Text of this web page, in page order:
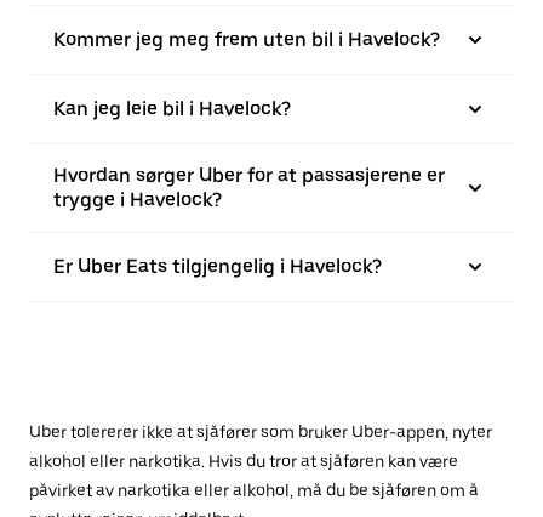
Kommer jeg meg frem uten bil i Havelock?
Kan jeg leie bil i Havelock?
Hvordan sørger Uber for at passasjerene er
trygge i Havelock?
Er Uber Eats tilgjengelig i Havelock?
Uber tolererer ikke at sjåfører som bruker Uber-appen, nyter
alkohol eller narkotika. Hvis du tror at sjåføren kan være
påvirket av narkotika eller alkohol, må du be sjåføren om å